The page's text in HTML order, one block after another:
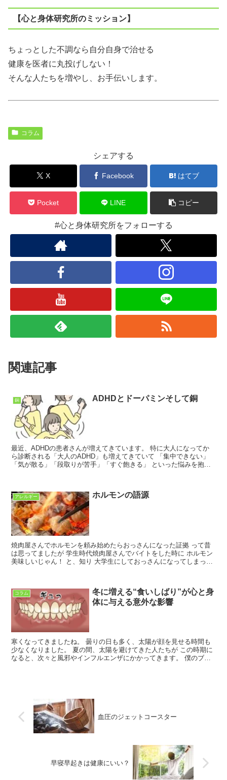
【心と身体研究所のミッション】
ちょっとした不調なら自分自身で治せる
健康を医者に丸投げしない！
そんな人たちを増やし、お手伝いします。
コラム
シェアする
X Facebook はてブ
Pocket LINE コピー
#心と身体研究所をフォローする
関連記事
銅 ADHDとドーパミンそして銅
最近、ADHDの患者さんが増えてきています。 特に大人になってか
ら診断される「大人のADHD」も増えてきていて 「集中できない」
「気が散る」「段取りが苦手」「すぐ飽きる」 といった悩みを抱え
アレルギー ホルモンの語源
焼肉屋さんでホルモンを頼み始めたらおっさんになった証拠 って昔
は思ってましたが 学生時代焼肉屋さんでバイトをした時に ホルモン
美味しいじゃん！ と、知り 大学生にしておっさんになってしまった
コラム
冬に増える“食いしばり”が心と身
体に与える意外な影響
寒くなってきましたね。 曇りの日も多く、太陽が顔を見せる時間も
少なくなりました。 夏の間、太陽を避けてきた人たちが この時期に
なると、次々と風邪やインフルエンザにかかってきます。 僕のブロ
血圧のジェットコースター
早寝早起きは健康にいい？